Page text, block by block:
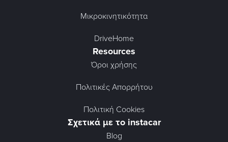
Μικροκινητικότητα
DriveHome
Resources
Όροι χρήσης
Πολιτικές Απορρήτου
Πολιτική Cookies
Σχετικά με το instacar
Blog